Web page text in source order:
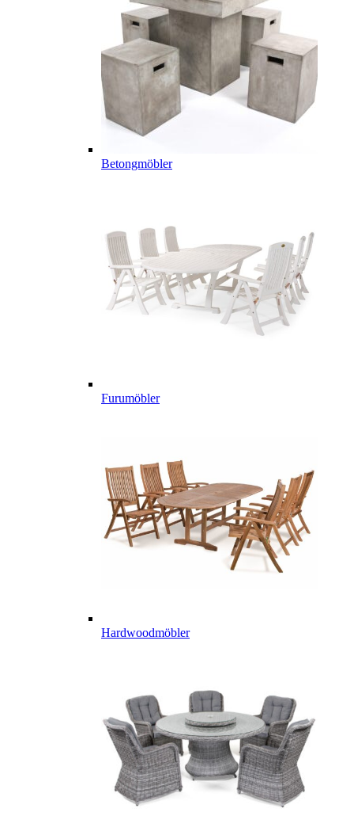
Betongmöbler
Furumöbler
Hardwoodmöbler